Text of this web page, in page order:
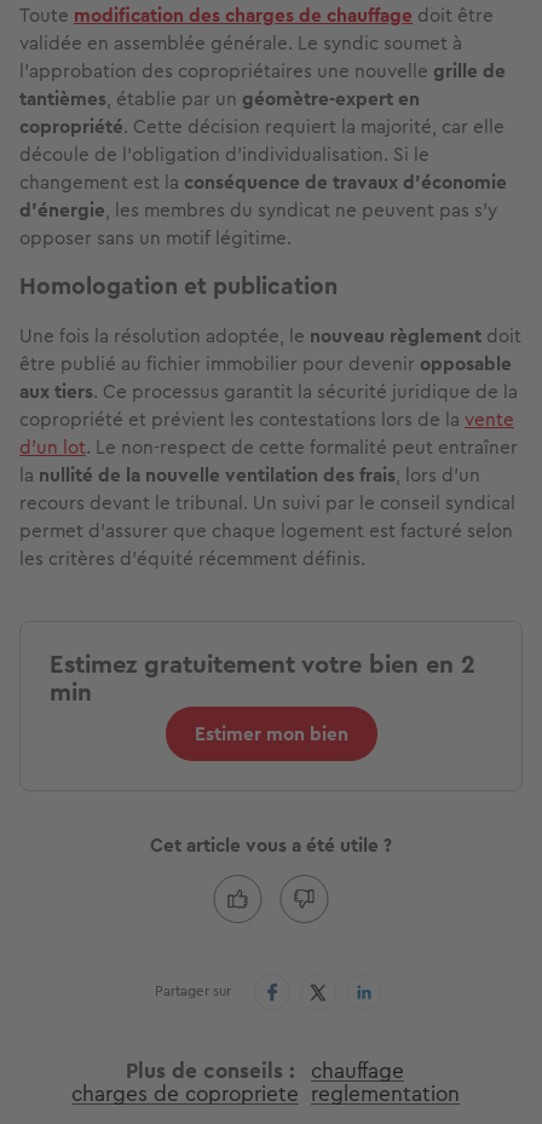
Toute modification des charges de chauffage doit être
validée en assemblée générale. Le syndic soumet à
l’approbation des copropriétaires une nouvelle grille de
tantièmes, établie par un géomètre-expert en
copropriété. Cette décision requiert la majorité, car elle
découle de l'obligation d'individualisation. Si le
changement est la conséquence de travaux d'économie
d'énergie, les membres du syndicat ne peuvent pas s'y
opposer sans un motif légitime.
Homologation et publication
Une fois la résolution adoptée, le nouveau règlement doit
être publié au fichier immobilier pour devenir opposable
aux tiers. Ce processus garantit la sécurité juridique de la
copropriété et prévient les contestations lors de la vente
d'un lot. Le non-respect de cette formalité peut entraîner
la nullité de la nouvelle ventilation des frais, lors d'un
recours devant le tribunal. Un suivi par le conseil syndical
permet d'assurer que chaque logement est facturé selon
les critères d'équité récemment définis.
Estimez gratuitement votre bien en 2
min
Estimer mon bien
Cet article vous a été utile ?
Partager sur
Plus de conseils chauffage
charges de copropriete reglementation